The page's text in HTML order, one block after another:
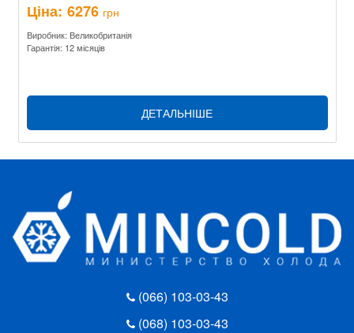
Ціна: 6276 грн
Виробник: Великобританія
Гарантія: 12 місяців
ДЕТАЛЬНІШЕ
(066) 103-03-43
(068) 103-03-43